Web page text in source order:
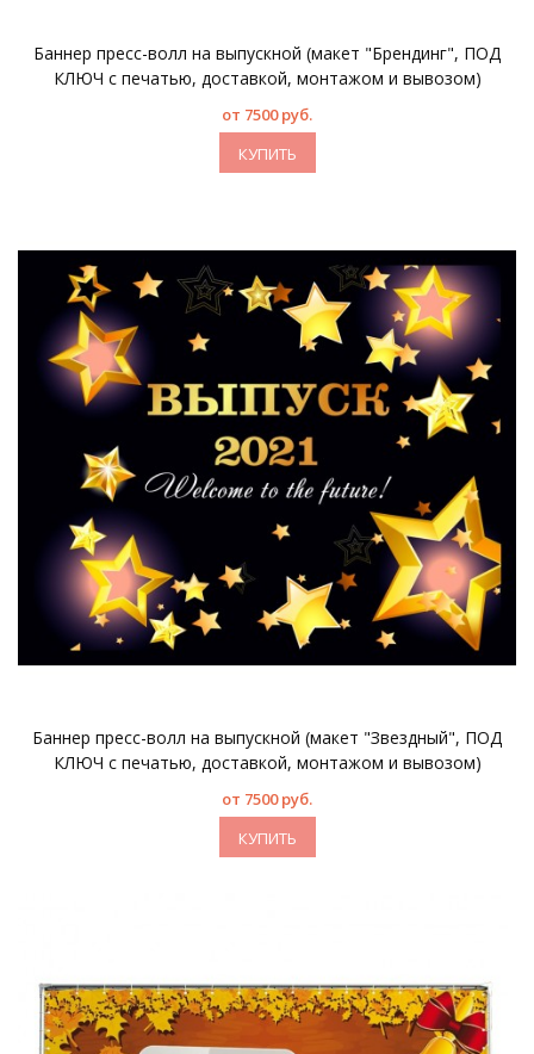
Баннер пресс-волл на выпускной (макет "Брендинг", ПОД
КЛЮЧ с печатью, доставкой, монтажом и вывозом)
от 7500 руб.
КУПИТЬ
Баннер пресс-волл на выпускной (макет "Звездный", ПОД
КЛЮЧ с печатью, доставкой, монтажом и вывозом)
от 7500 руб.
КУПИТЬ